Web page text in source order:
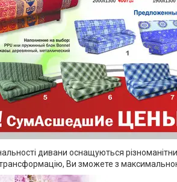
дивани оснащуються
Ви зможете з